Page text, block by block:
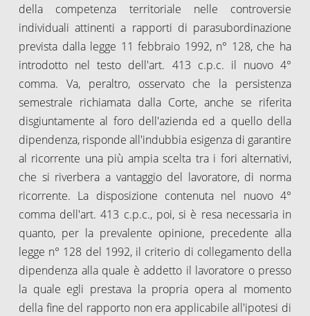
della competenza territoriale nelle controversie
individuali attinenti a rapporti di parasubordinazione
prevista dalla legge 11 febbraio 1992, n° 128, che ha
introdotto nel testo dell'art. 413 c.p.c. il nuovo 4°
comma. Va, peraltro, osservato che la persistenza
semestrale richiamata dalla Corte, anche se riferita
disgiuntamente al foro dell'azienda ed a quello della
dipendenza, risponde all'indubbia esigenza di garantire
al ricorrente una più ampia scelta tra i fori alternativi,
che si riverbera a vantaggio del lavoratore, di norma
ricorrente. La disposizione contenuta nel nuovo 4°
comma dell'art. 413 c.p.c., poi, si è resa necessaria in
quanto, per la prevalente opinione, precedente alla
legge n° 128 del 1992, il criterio di collegamento della
dipendenza alla quale è addetto il lavoratore o presso
la quale egli prestava la propria opera al momento
della fine del rapporto non era applicabile all'ipotesi di